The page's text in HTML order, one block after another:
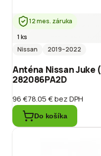
12 mes. záruka
1 ks
Nissan
2019–2022
Anténa Nissan Juke
282086PA2D
96 €78.05 €bez DPH
Do košíka